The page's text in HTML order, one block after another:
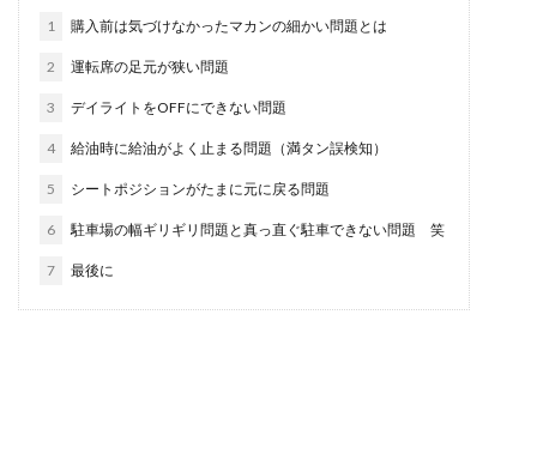
1 購入前は気づけなかったマカンの細かい問題とは
2 運転席の足元が狭い問題
3 デイライトをOFFにできない問題
4 給油時に給油がよく止まる問題（満タン誤検知）
5 シートポジションがたまに元に戻る問題
6 駐車場の幅ギリギリ問題と真っ直ぐ駐車できない問題 笑
7 最後に